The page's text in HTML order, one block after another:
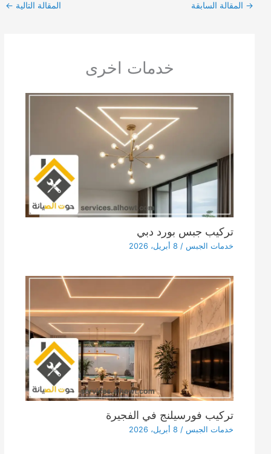
→المقالة السابقة المقالة التالية ←
خدمات اخرى
تركيب جبس بورد دبي
خدمات الجبس/ 8 أبريل، 2026
تركيب فورسيلنج في الفجيرة
خدمات الجبس/ 8 أبريل، 2026